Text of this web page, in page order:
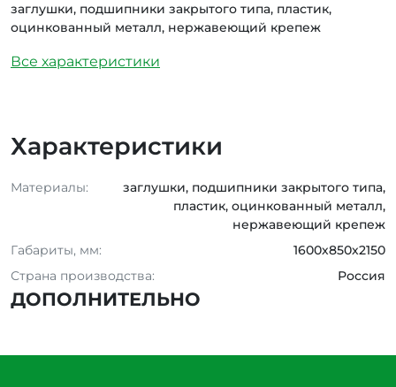
заглушки, подшипники закрытого типа, пластик,
оцинкованный металл, нержавеющий крепеж
Все характеристики
Характеристики
Материалы:
заглушки, подшипники закрытого типа,
пластик, оцинкованный металл,
нержавеющий крепеж
Габариты, мм:
1600х850х2150
Страна производства:
Россия
ДОПОЛНИТЕЛЬНО